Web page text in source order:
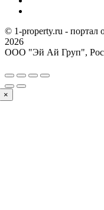
© 1-property.ru - портал
2026
ООО "Эй Ай Груп",
×